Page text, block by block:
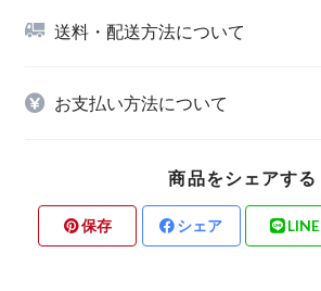
送料・配送方法について
お支払い方法について
商品をシェアする
保存 シェア LINE